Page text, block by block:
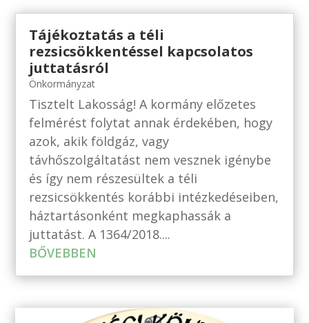
Tájékoztatás a téli
rezsicsökkentéssel kapcsolatos
juttatásról
Önkormányzat
Tisztelt Lakosság! A kormány előzetes
felmérést folytat annak érdekében, hogy
azok, akik földgáz, vagy
távhőszolgáltatást nem vesznek igénybe
és így nem részesültek a téli
rezsicsökkentés korábbi intézkedéseiben,
háztartásonként megkaphassák a
juttatást. A 1364/2018....
BŐVEBBEN